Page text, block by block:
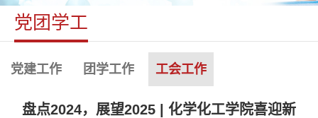
党团学工
党建工作 团学工作 工会工作
盘点2024，展望2025 | 化学化工学院喜迎新